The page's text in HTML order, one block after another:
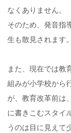
なくありません。
そのため、発音指
生も散見されます。
また、現在では教
組みが小学校から
が、教育改革前は
に書きこむスタイ
うのは目に見えて